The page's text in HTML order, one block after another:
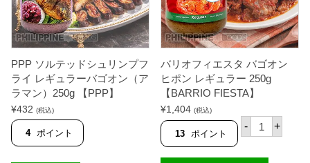
PPP ソルテッドシュリンプフ
ライ レギュラーバゴオン（ア
ラマン）250g 【PPP】
¥432 (税込)
4 ポイント
バリオフィエスタ バゴオン
ヒポン レギュラー 250g
【BARRIO FIESTA】
¥1,404 (税込)
13 ポイント
- バ
リ
+